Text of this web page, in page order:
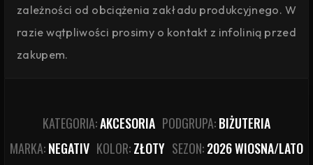
zależności od obciążenia zakładu produkcyjnego. W
razie wątpliwości prosimy o kontakt z infolinią przed
zakupem.
KATEGORIA:AKCESORIA PODGRUPA:BIŻUTERIA
MARKA:NEGATIV KOLOR:ZŁOTY SEZON:2026 WIOSNA/LATO